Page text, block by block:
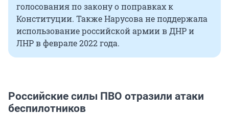
голосования по закону о поправках к
Конституции. Также Нарусова не поддержала
использование российской армии в ДНР и
ЛНР в феврале 2022 года.
Российские силы ПВО отразили атаки
беспилотников